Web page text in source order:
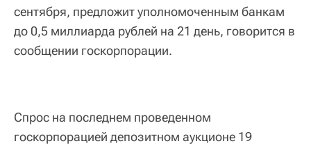
сентября, предложит уполномоченным банкам
до 0,5 миллиарда рублей на 21 день, говорится в
сообщении госкорпорации.
Спрос на последнем проведенном
госкорпорацией депозитном аукционе 19